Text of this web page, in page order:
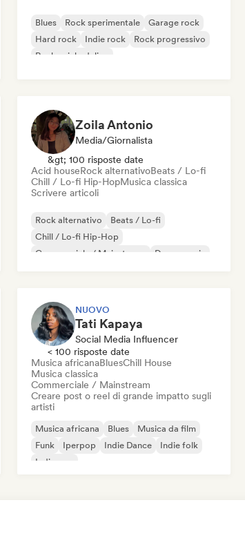
Blues Rock sperimentale
Garage rock
Hard rock
Indie rock
Rock progressivo
Rock psichedelico
Zoila Antonio
Media/Giornalista
&gt; 100 risposte date
Acid houseRock alternativoBeats / Lo-fi
Chill / Lo-fi Hip-HopMusica classica
Scrivere articoli
Rock alternativo
Beats / Lo-fi
Chill / Lo-fi Hip-Hop
Commerciale / Mainstream
Dance music
NUOVO
Tati Kapaya
Social Media Influencer
< 100 risposte date
Musica africanaBluesChill House
Musica classica
Commerciale / Mainstream
Creare post o reel di grande impatto sugli
artisti
Musica africana Blues
Musica da film
Funk
Iperpop Indie Dance
Indie folk
Indie pop